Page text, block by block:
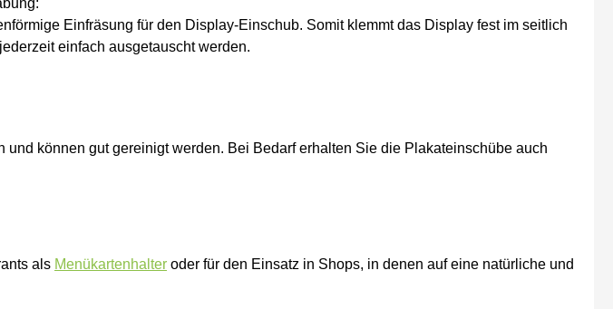
Einfräsung für den Display-Einschub. Somit klemmt das Display fest im seitlich
einfach ausgetauscht werden.
und können gut gereinigt werden. Bei Bedarf erhalten Sie die Plakateinschübe auch
als Menükartenhalter oder für den Einsatz in Shops, in denen auf eine natürliche und